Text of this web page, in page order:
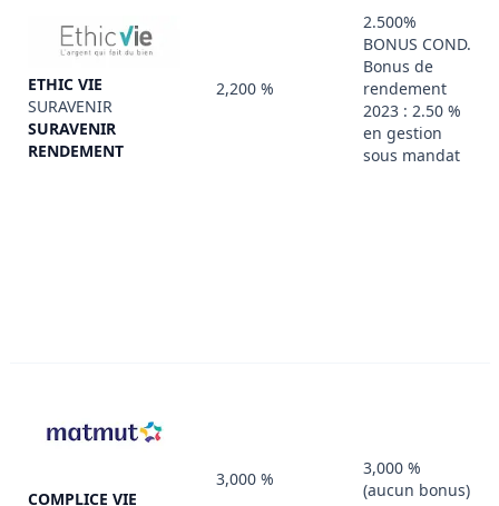
ETHIC VIE
SURAVENIR
SURAVENIR
RENDEMENT
2,200 %
2.500%
BONUS COND.
Bonus de
rendement
2023 : 2.50 %
en gestion
sous mandat
COMPLICE VIE
3,000 %
3,000 %
(aucun bonus)